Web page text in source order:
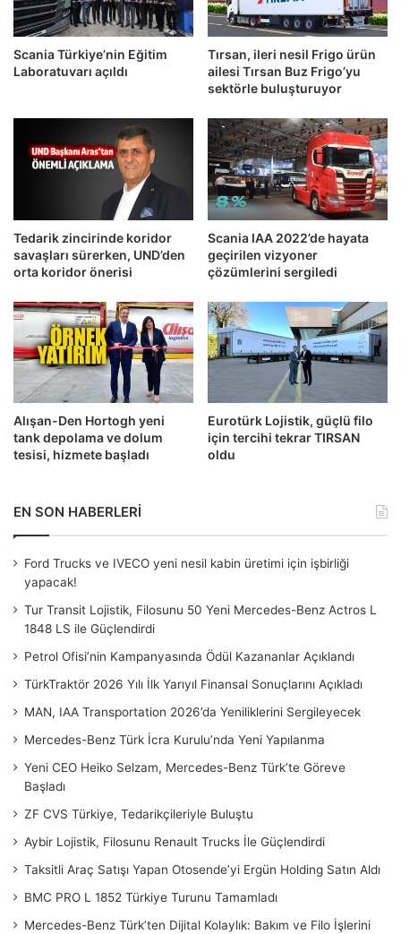
Scania Türkiye’nin Eğitim
Laboratuvarı açıldı
Tırsan, ileri nesil Frigo ürün
ailesi Tırsan Buz Frigo’yu
sektörle buluşturuyor
Tedarik zincirinde koridor
savaşları sürerken, UND’den
orta koridor önerisi
Scania IAA 2022’de hayata
geçirilen vizyoner
çözümlerini sergiledi
Alışan-Den Hortogh yeni
tank depolama ve dolum
tesisi, hizmete başladı
Eurotürk Lojistik, güçlü filo
için tercihi tekrar TIRSAN
oldu
EN SON HABERLERİ
Ford Trucks ve IVECO yeni nesil kabin üretimi için işbirliği
yapacak!
Tur Transit Lojistik, Filosunu 50 Yeni Mercedes-Benz Actros L
1848 LS ile Güçlendirdi
Petrol Ofisi’nin Kampanyasında Ödül Kazananlar Açıklandı
TürkTraktör 2026 Yılı İlk Yarıyıl Finansal Sonuçlarını Açıkladı
MAN, IAA Transportation 2026’da Yeniliklerini Sergileyecek
Mercedes-Benz Türk İcra Kurulu’nda Yeni Yapılanma
Yeni CEO Heiko Selzam, Mercedes-Benz Türk’te Göreve
Başladı
ZF CVS Türkiye, Tedarikçileriyle Buluştu
Aybir Lojistik, Filosunu Renault Trucks İle Güçlendirdi
Taksitli Araç Satışı Yapan Otosende’yi Ergün Holding Satın Aldı
BMC PRO L 1852 Türkiye Turunu Tamamladı
Mercedes-Benz Türk’ten Dijital Kolaylık: Bakım ve Filo İşlerini